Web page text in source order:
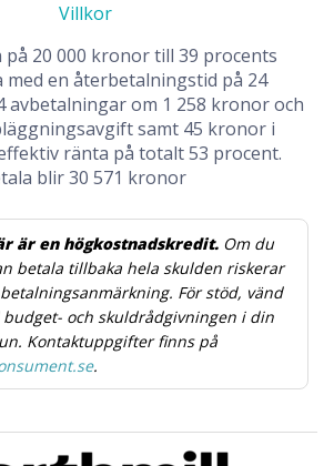
Villkor
på 20 000 kronor till 39 procents
en återbetalningstid på 24
avbetalningar om 1 258 kronor och
samt 45 kronor i
ränta på totalt 53 procent.
blir 30 571 kronor
är en högkostnadskredit. Om du
betala tillbaka hela skulden riskerar
För stöd, vänd
och skuldrådgivningen i din
Kontaktuppgifter finns på
.